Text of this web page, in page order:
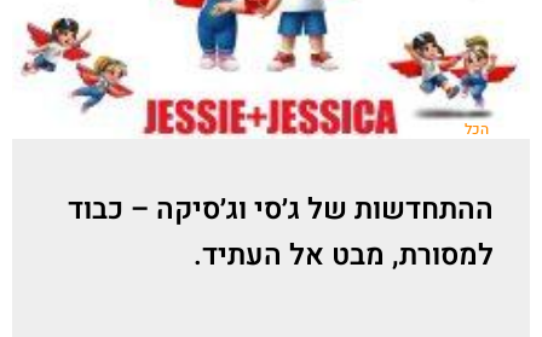
הכל
ההתחדשות של ג׳סי וג׳סיקה – כבוד
למסורת, מבט אל העתיד.